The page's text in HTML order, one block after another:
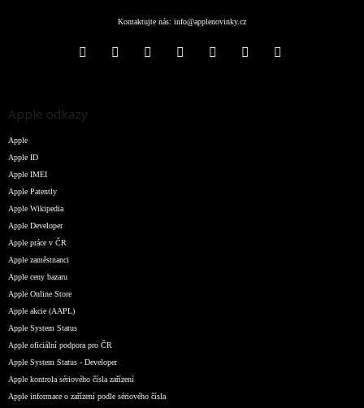
Kontaktujte nás: info@applenovinky.cz
Apple odkazy
Apple
Apple ID
Apple IMEI
Apple Patently
Apple Wikipedia
Apple Developer
Apple práce v ČR
Apple zaměstnanci
Apple ceny bazaru
Apple Online Store
Apple akcie (AAPL)
Apple System Status
Apple oficiální podpora pro ČR
Apple System Status - Developer
Apple kontrola sériového čísla zařízení
Apple informace o zařízení podle sériového čísla